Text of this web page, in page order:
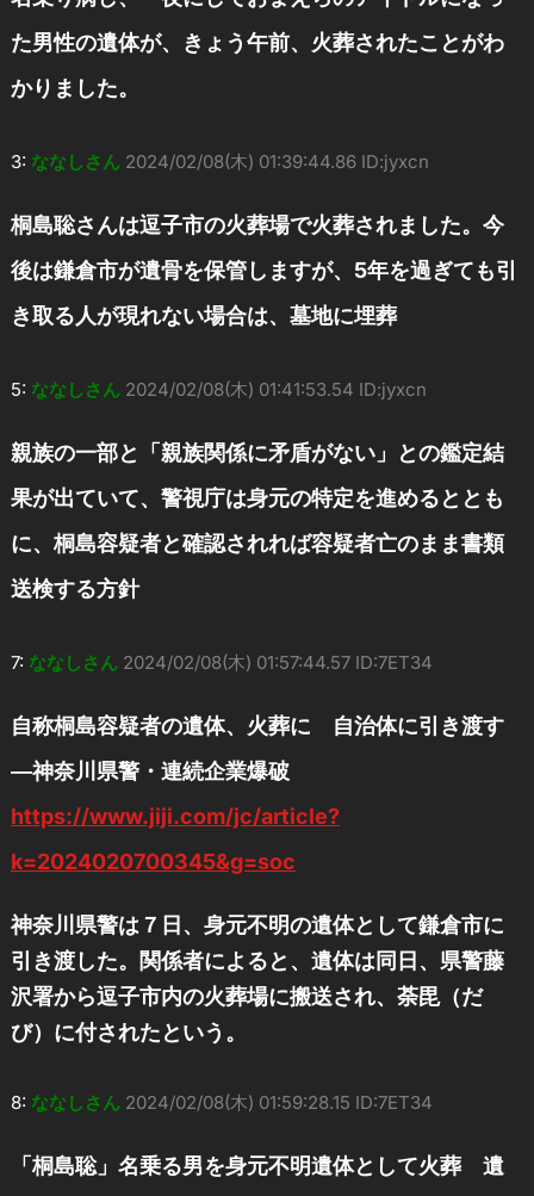
た男性の遺体が、きょう午前、火葬されたことがわ
かりました。
3: ななしさん 2024/02/08(木) 01:39:44.86 ID:jyxcn
桐島聡さんは逗子市の火葬場で火葬されました。今
後は鎌倉市が遺骨を保管しますが、5年を過ぎても引
き取る人が現れない場合は、墓地に埋葬
5: ななしさん 2024/02/08(木) 01:41:53.54 ID:jyxcn
親族の一部と「親族関係に矛盾がない」との鑑定結
果が出ていて、警視庁は身元の特定を進めるととも
に、桐島容疑者と確認されれば容疑者亡のまま書類
送検する方針
7: ななしさん 2024/02/08(木) 01:57:44.57 ID:7ET34
自称桐島容疑者の遺体、火葬に 自治体に引き渡す
―神奈川県警・連続企業爆破
https://www.jiji.com/jc/article?
k=2024020700345&g=soc
神奈川県警は７日、身元不明の遺体として鎌倉市に
引き渡した。関係者によると、遺体は同日、県警藤
沢署から逗子市内の火葬場に搬送され、荼毘（だ
び）に付されたという。
8: ななしさん 2024/02/08(木) 01:59:28.15 ID:7ET34
「桐島聡」名乗る男を身元不明遺体として火葬 遺